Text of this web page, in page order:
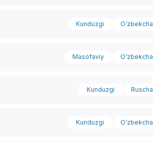
Kunduzgi O‘zbekcha
Masofaviy O‘zbekcha
Kunduzgi Ruscha
Kunduzgi O‘zbekcha